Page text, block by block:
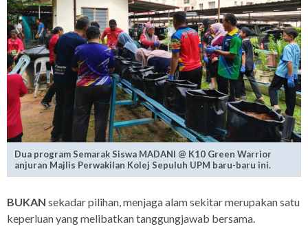
Dua program Semarak Siswa MADANI @ K10 Green Warrior
anjuran Majlis Perwakilan Kolej Sepuluh UPM baru-baru ini.
BUKAN sekadar pilihan, menjaga alam sekitar merupakan satu
keperluan yang melibatkan tanggungjawab bersama.